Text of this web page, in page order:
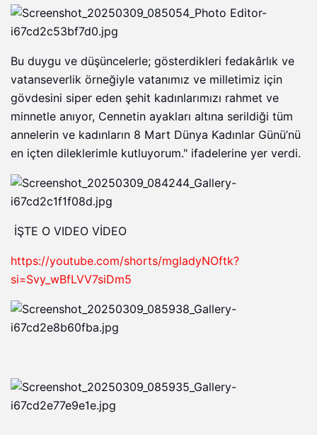
Bu duygu ve düşüncelerle; gösterdikleri fedakârlık ve
vatanseverlik örneğiyle vatanımız ve milletimiz için
gövdesini siper eden şehit kadınlarımızı rahmet ve
minnetle anıyor, Cennetin ayakları altına serildiği tüm
annelerin ve kadınların 8 Mart Dünya Kadınlar Günü’nü
en içten dileklerimle kutluyorum." ifadelerine yer verdi.
İŞTE O VIDEO VİDEO
https://youtube.com/shorts/mgladyNOftk?
si=Svy_wBfLVV7siDm5